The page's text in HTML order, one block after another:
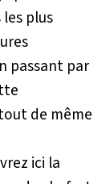
plus
passant par
de même
ici la